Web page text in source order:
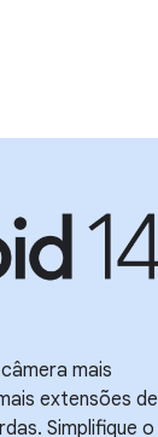
mais
extensões de
Simplifique o